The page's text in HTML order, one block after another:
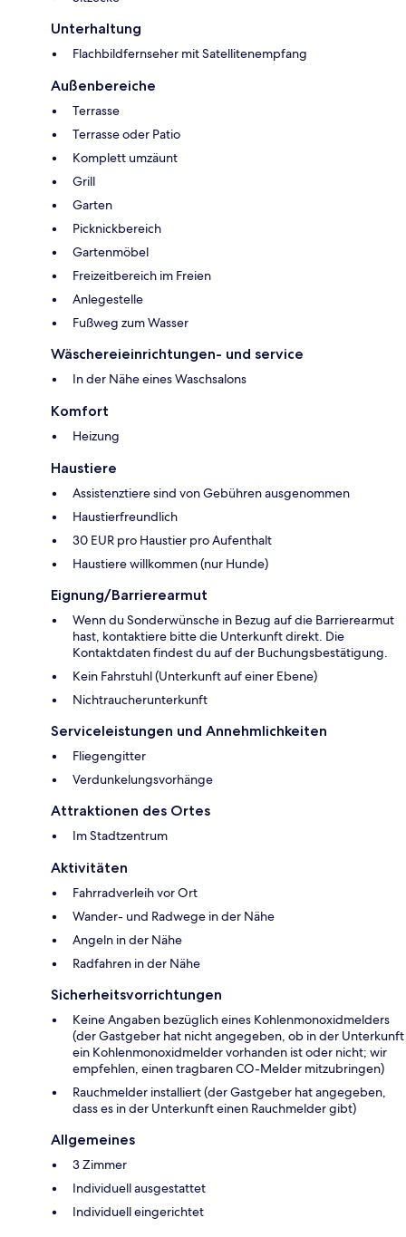
Unterhaltung
Flachbildfernseher mit Satellitenempfang
Außenbereiche
Terrasse
Terrasse oder Patio
Komplett umzäunt
Grill
Garten
Picknickbereich
Gartenmöbel
Freizeitbereich im Freien
Anlegestelle
Fußweg zum Wasser
Wäschereieinrichtungen- und service
In der Nähe eines Waschsalons
Komfort
Heizung
Haustiere
Assistenztiere sind von Gebühren ausgenommen
Haustierfreundlich
30 EUR pro Haustier pro Aufenthalt
Haustiere willkommen (nur Hunde)
Eignung/Barrierearmut
Wenn du Sonderwünsche in Bezug auf die Barrierearmut
hast, kontaktiere bitte die Unterkunft direkt. Die
Kontaktdaten findest du auf der Buchungsbestätigung.
Kein Fahrstuhl (Unterkunft auf einer Ebene)
Nichtraucherunterkunft
Serviceleistungen und Annehmlichkeiten
Fliegengitter
Verdunkelungsvorhänge
Attraktionen des Ortes
Im Stadtzentrum
Aktivitäten
Fahrradverleih vor Ort
Wander- und Radwege in der Nähe
Angeln in der Nähe
Radfahren in der Nähe
Sicherheitsvorrichtungen
Keine Angaben bezüglich eines Kohlenmonoxidmelders
(der Gastgeber hat nicht angegeben, ob in der Unterkunft
ein Kohlenmonoxidmelder vorhanden ist oder nicht; wir
empfehlen, einen tragbaren CO-Melder mitzubringen)
Rauchmelder installiert (der Gastgeber hat angegeben,
dass es in der Unterkunft einen Rauchmelder gibt)
Allgemeines
3 Zimmer
Individuell ausgestattet
Individuell eingerichtet